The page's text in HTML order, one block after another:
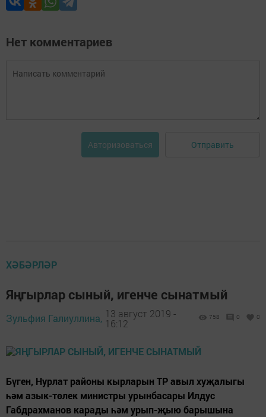
Нет комментариев
Авторизоваться Отправить
ХӘБӘРЛӘР
Яңгырлар сыный, игенче сынатмый
Зульфия Галиуллина, 13 август 2019 -
16:12
758 0 0
Бүген, Нурлат районы кырларын ТР авыл хуҗалыгы
һәм азык-төлек министры урынбасары Илдус
Габдрахманов карады һәм урып-җыю барышына